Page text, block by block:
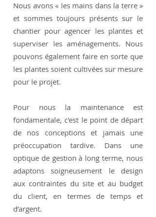
Nous avons « les mains dans la terre »
et sommes toujours présents sur le
chantier pour agencer les plantes et
superviser les aménagements. Nous
pouvons également faire en sorte que
les plantes soient cultivées sur mesure
pour le projet.
Pour nous la maintenance est
fondamentale, c'est le point de départ
de nos conceptions et jamais une
préoccupation tardive. Dans une
optique de gestion à long terme, nous
adaptons soigneusement le design
aux contraintes du site et au budget
du client, en termes de temps et
d’argent.